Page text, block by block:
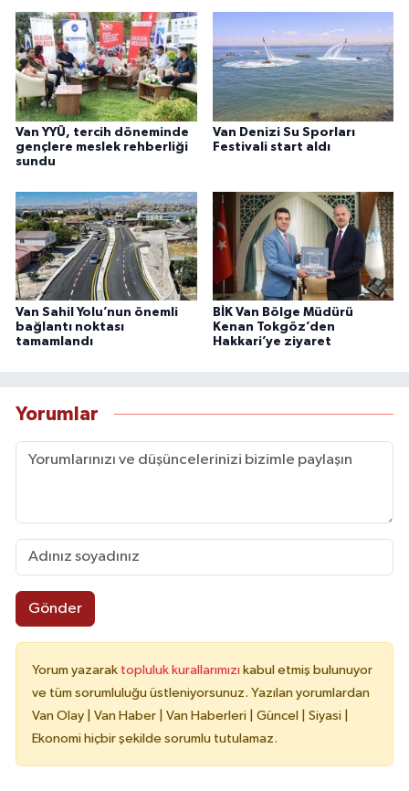
Van YYÜ, tercih döneminde
gençlere meslek rehberliği
sundu
Van Denizi Su Sporları
Festivali start aldı
Van Sahil Yolu’nun önemli
bağlantı noktası
tamamlandı
BİK Van Bölge Müdürü
Kenan Tokgöz’den
Hakkari’ye ziyaret
Yorumlar
Gönder
Yorum yazarak topluluk kurallarımızı kabul etmiş bulunuyor
ve tüm sorumluluğu üstleniyorsunuz. Yazılan yorumlardan
Van Olay | Van Haber | Van Haberleri | Güncel | Siyasi |
Ekonomi hiçbir şekilde sorumlu tutulamaz.